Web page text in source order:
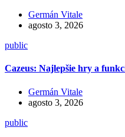
Germán Vitale
agosto 3, 2026
public
Cazeus: Najlepšie hry a
Germán Vitale
agosto 3, 2026
public